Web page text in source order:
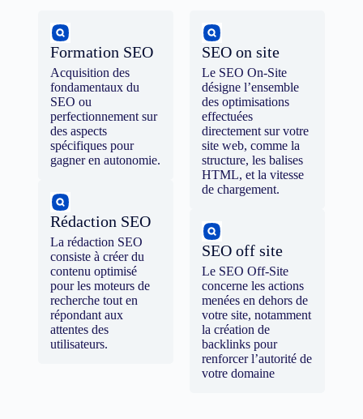
Formation SEO
Acquisition des
fondamentaux du
SEO ou
perfectionnement sur
des aspects
spécifiques pour
gagner en autonomie.
Rédaction SEO
La rédaction SEO
consiste à créer du
contenu optimisé
pour les moteurs de
recherche tout en
répondant aux
attentes des
utilisateurs.
SEO on site
Le SEO On-Site
désigne l’ensemble
des optimisations
effectuées
directement sur votre
site web, comme la
structure, les balises
HTML, et la vitesse
de chargement.
SEO off site
Le SEO Off-Site
concerne les actions
menées en dehors de
votre site, notamment
la création de
backlinks pour
renforcer l’autorité de
votre domaine